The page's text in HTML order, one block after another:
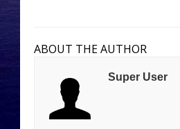
ABOUT THE AUTHOR
Super User